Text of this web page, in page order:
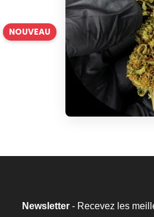
NOUVEAU
Newsletter - Recevez les